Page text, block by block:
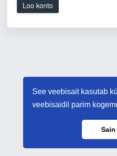
See veebisait kasutab
veebisaidil parim
Sain
Loo konto